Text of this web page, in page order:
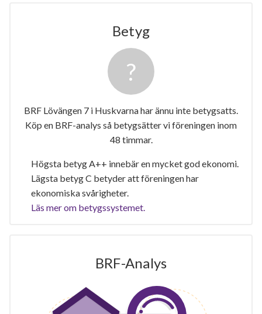
Betyg
BRF Lövängen 7 i Huskvarna har ännu inte betygsatts.
Köp en BRF-analys så betygsätter vi föreningen inom
48 timmar.
Högsta betyg A++ innebär en mycket god ekonomi.
Lägsta betyg C betyder att föreningen har
ekonomiska svårigheter.
Läs mer om betygssystemet.
BRF-Analys